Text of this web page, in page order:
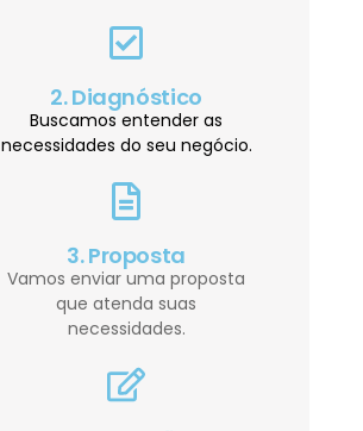
2. Diagnóstico
Buscamos entender as
necessidades do seu negócio.
3. Proposta
Vamos enviar uma proposta
que atenda suas
necessidades.